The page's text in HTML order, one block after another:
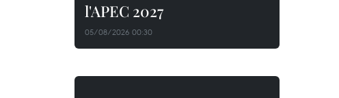
l'APEC 2027
05/08/2026 00:30